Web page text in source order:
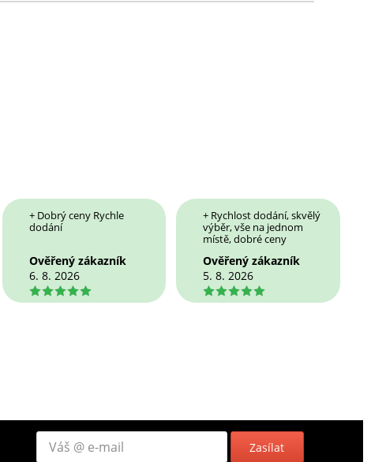
+ Dobrý ceny Rychle
dodání
Ověřený zákazník
6. 8. 2026
5
+ Rychlost dodání, skvělý
výběr, vše na jednom
místě, dobré ceny
Ověřený zákazník
5. 8. 2026
5
Zasílat